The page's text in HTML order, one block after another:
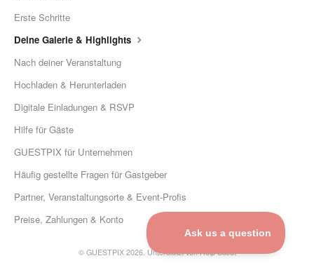
Erste Schritte
Deine Galerie & Highlights
Nach deiner Veranstaltung
Hochladen & Herunterladen
Digitale Einladungen & RSVP
Hilfe für Gäste
GUESTPIX für Unternehmen
Häufig gestellte Fragen für Gastgeber
Partner, Veranstaltungsorte & Event-Profis
Preise, Zahlungen & Konto
©GUESTPIX 2026. Unterstützt vonHelp Scout